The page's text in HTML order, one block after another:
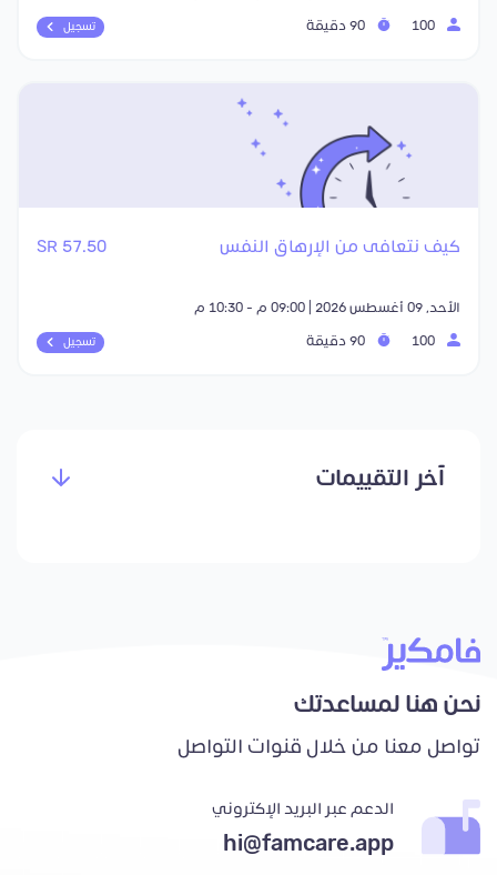
تسجيل
كيف نتعافى من الإرهاق النفس 57.50 SR
الأحد, 09 أغسطس 2026 | 09:00 م - 10:30 م
تسجيل
آخر التقييمات
نحن هنا لمساعدتك
تواصل معنا من خلال قنوات التواصل
الدعم عبر البريد الإكتروني
hi@famcare.app